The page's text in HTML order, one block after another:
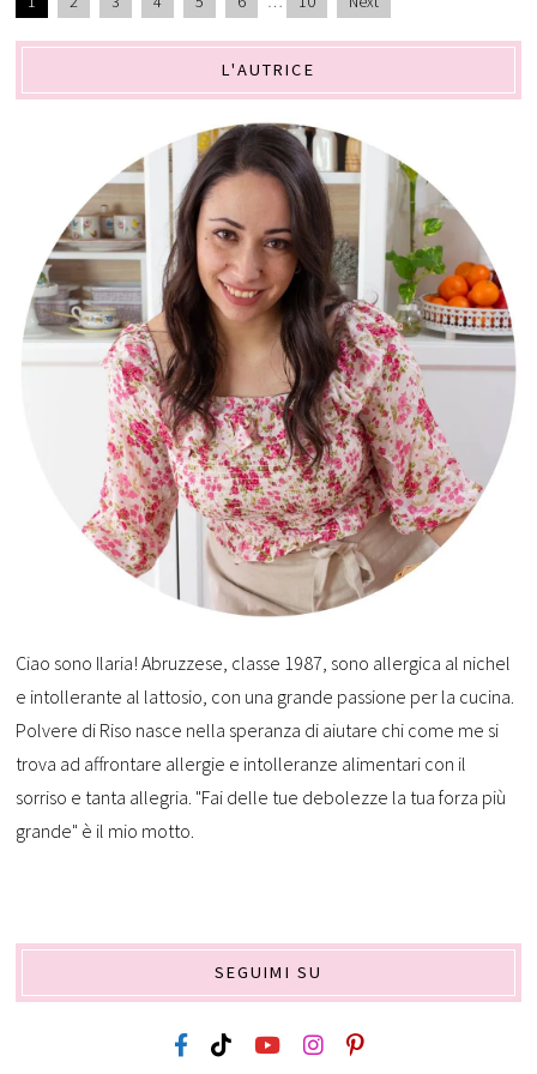
L'AUTRICE
Ciao sono Ilaria! Abruzzese, classe 1987, sono allergica al nichel
e intollerante al lattosio, con una grande passione per la cucina.
Polvere di Riso nasce nella speranza di aiutare chi come me si
trova ad affrontare allergie e intolleranze alimentari con il
sorriso e tanta allegria. "Fai delle tue debolezze la tua forza più
grande" è il mio motto.
SEGUIMI SU